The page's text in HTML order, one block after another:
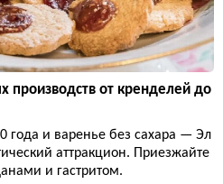
производств от кренделей до
года и варенье без сахара — Эл
аттракцион. Приезжайте
и гастритом.